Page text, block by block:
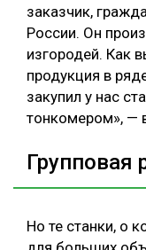
заказчик,
России. Он
изгородей. Как
продукция в
закупил у нас
тонкомером», —
Групповая
Но те станки, о